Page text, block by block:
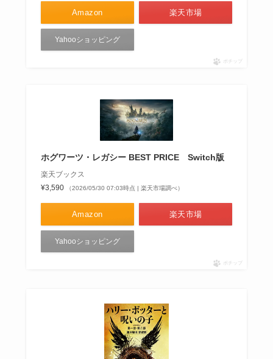
Amazon 楽天市場
Yahooショッピング
ポチップ
ホグワーツ・レガシー BEST PRICE Switch版
楽天ブックス
¥3,590
（2026/05/30 07:03時点 | 楽天市場調べ）
Amazon 楽天市場
Yahooショッピング
ポチップ